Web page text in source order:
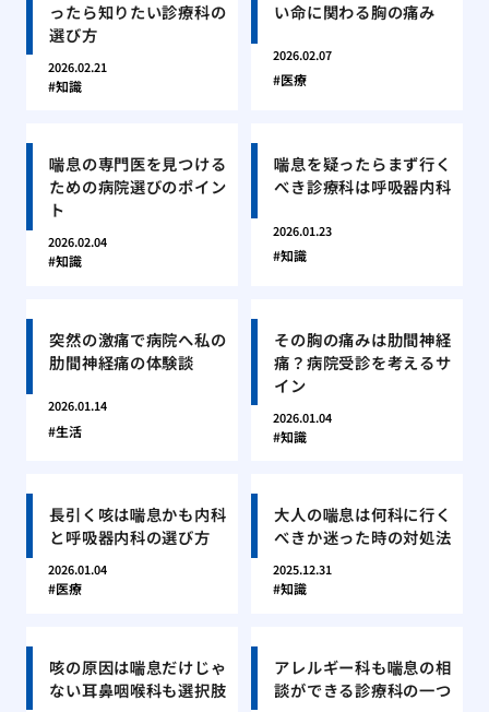
ったら知りたい診療科の
選び方
2026.02.21
知識
い命に関わる胸の痛み
2026.02.07
医療
喘息の専門医を見つける
ための病院選びのポイン
ト
2026.02.04
知識
喘息を疑ったらまず行く
べき診療科は呼吸器内科
2026.01.23
知識
突然の激痛で病院へ私の
肋間神経痛の体験談
2026.01.14
生活
その胸の痛みは肋間神経
痛？病院受診を考えるサ
イン
2026.01.04
知識
長引く咳は喘息かも内科
と呼吸器内科の選び方
2026.01.04
医療
大人の喘息は何科に行く
べきか迷った時の対処法
2025.12.31
知識
咳の原因は喘息だけじゃ
ない耳鼻咽喉科も選択肢
アレルギー科も喘息の相
談ができる診療科の一つ